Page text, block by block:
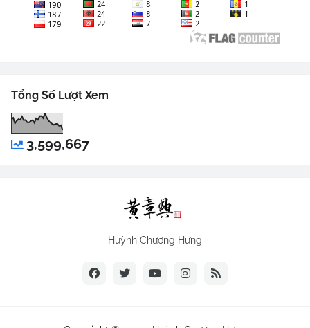
Tổng Số Lượt Xem
3,599,667
Huỳnh Chương Hưng